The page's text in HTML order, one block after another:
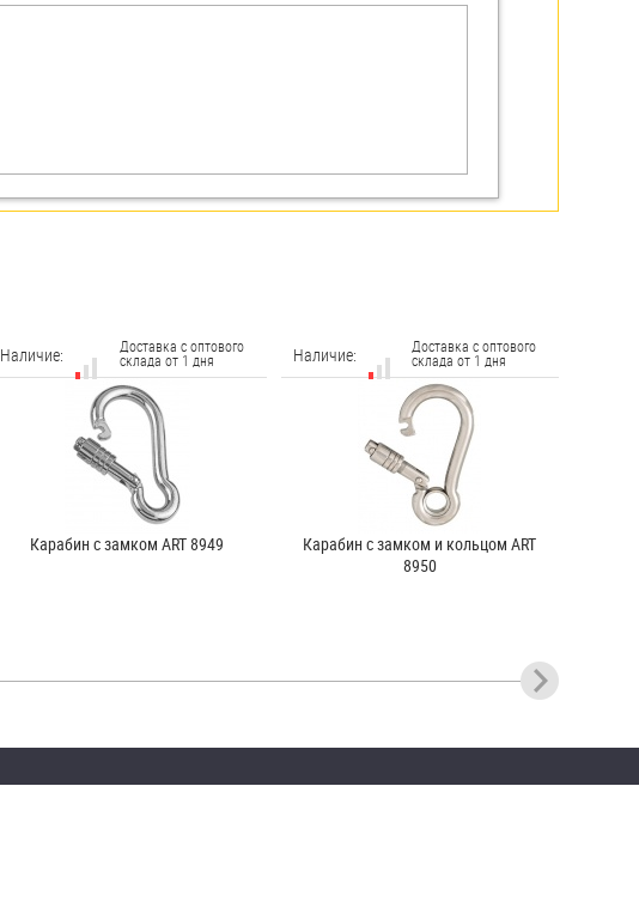
Наличие: Доставка с оптового
склада от 1 дня
Карабин с замком ART 8949
Наличие: Доставка с оптового
склада от 1 дня
Карабин с замком и кольцом ART
8950
Доставка с оптового
склада от 1 дня
Доставка с оптового
склада от 1 дня
Доставка с оптового
склада от 1 дня
Доставка с оптового
склада от 1 дня